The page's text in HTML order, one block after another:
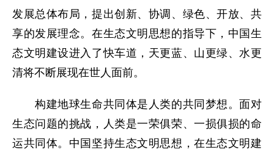
发展总体布局，提出创新、协调、绿色、开放、共
享的发展理念。在生态文明思想的指导下，中国生
态文明建设进入了快车道，天更蓝、山更绿、水更
清将不断展现在世人面前。
构建地球生命共同体是人类的共同梦想。面对
生态问题的挑战，人类是一荣俱荣、一损俱损的命
运共同体。中国坚持生态文明思想，在生态文明建